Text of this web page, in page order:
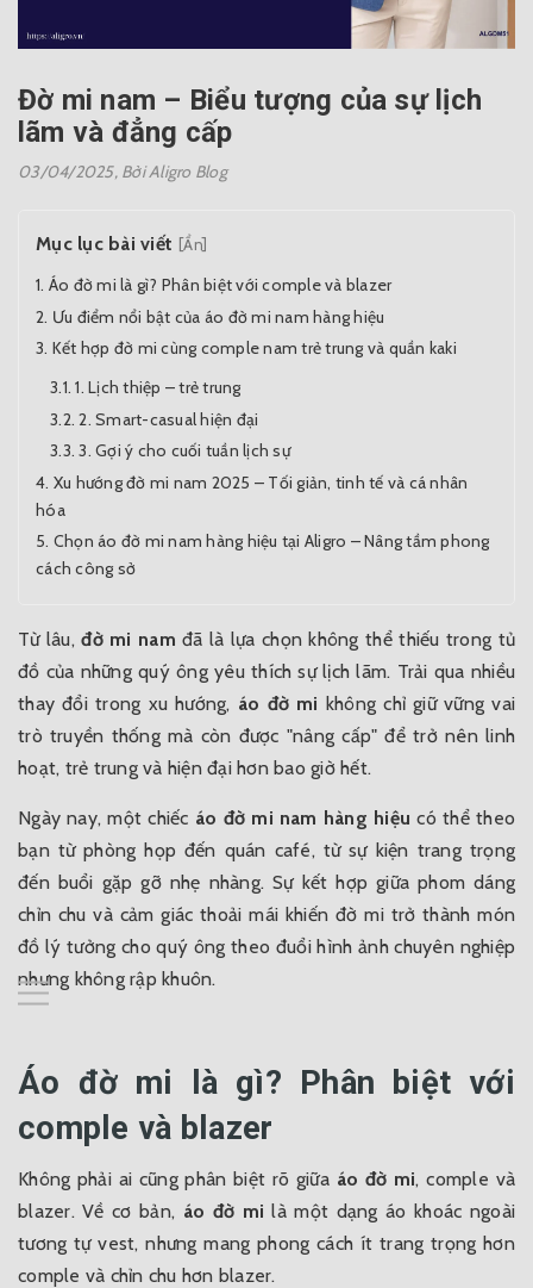
Đờ mi nam – Biểu tượng của sự lịch
lãm và đẳng cấp
03/04/2025, Bởi Aligro Blog
Mục lục bài viết [Ẩn]
Áo đờ mi là gì? Phân biệt với comple và blazer
Ưu điểm nổi bật của áo đờ mi nam hàng hiệu
Kết hợp đờ mi cùng comple nam trẻ trung và quần kaki
1. Lịch thiệp – trẻ trung
2. Smart-casual hiện đại
3. Gợi ý cho cuối tuần lịch sự
Xu hướng đờ mi nam 2025 – Tối giản, tinh tế và cá nhân
hóa
Chọn áo đờ mi nam hàng hiệu tại Aligro – Nâng tầm phong
cách công sở
Từ lâu,đờ mi nam đã là lựa chọn không thể thiếu trong tủ
đồ của những quý ông yêu thích sự lịch lãm. Trải qua nhiều
thay đổi trong xu hướng, áo đờ mi không chỉ giữ vững vai
trò truyền thống mà còn được "nâng cấp" để trở nên linh
hoạt, trẻ trung và hiện đại hơn bao giờ hết.
Ngày nay, một chiếc áo đờ mi nam hàng hiệu có thể theo
bạn từ phòng họp đến quán café, từ sự kiện trang trọng
đến buổi gặp gỡ nhẹ nhàng. Sự kết hợp giữa phom dáng
chỉn chu và cảm giác thoải mái khiến đờ mi trở thành món
đồ lý tưởng cho quý ông theo đuổi hình ảnh chuyên nghiệp
nhưng không rập khuôn.
Áo đờ mi là gì? Phân biệt với
comple và blazer
Không phải ai cũng phân biệt rõ giữa áo đờ mi, comple và
blazer. Về cơ bản, áo đờ mi là một dạng áo khoác ngoài
tương tự vest, nhưng mang phong cách ít trang trọng hơn
comple và chỉn chu hơn blazer.